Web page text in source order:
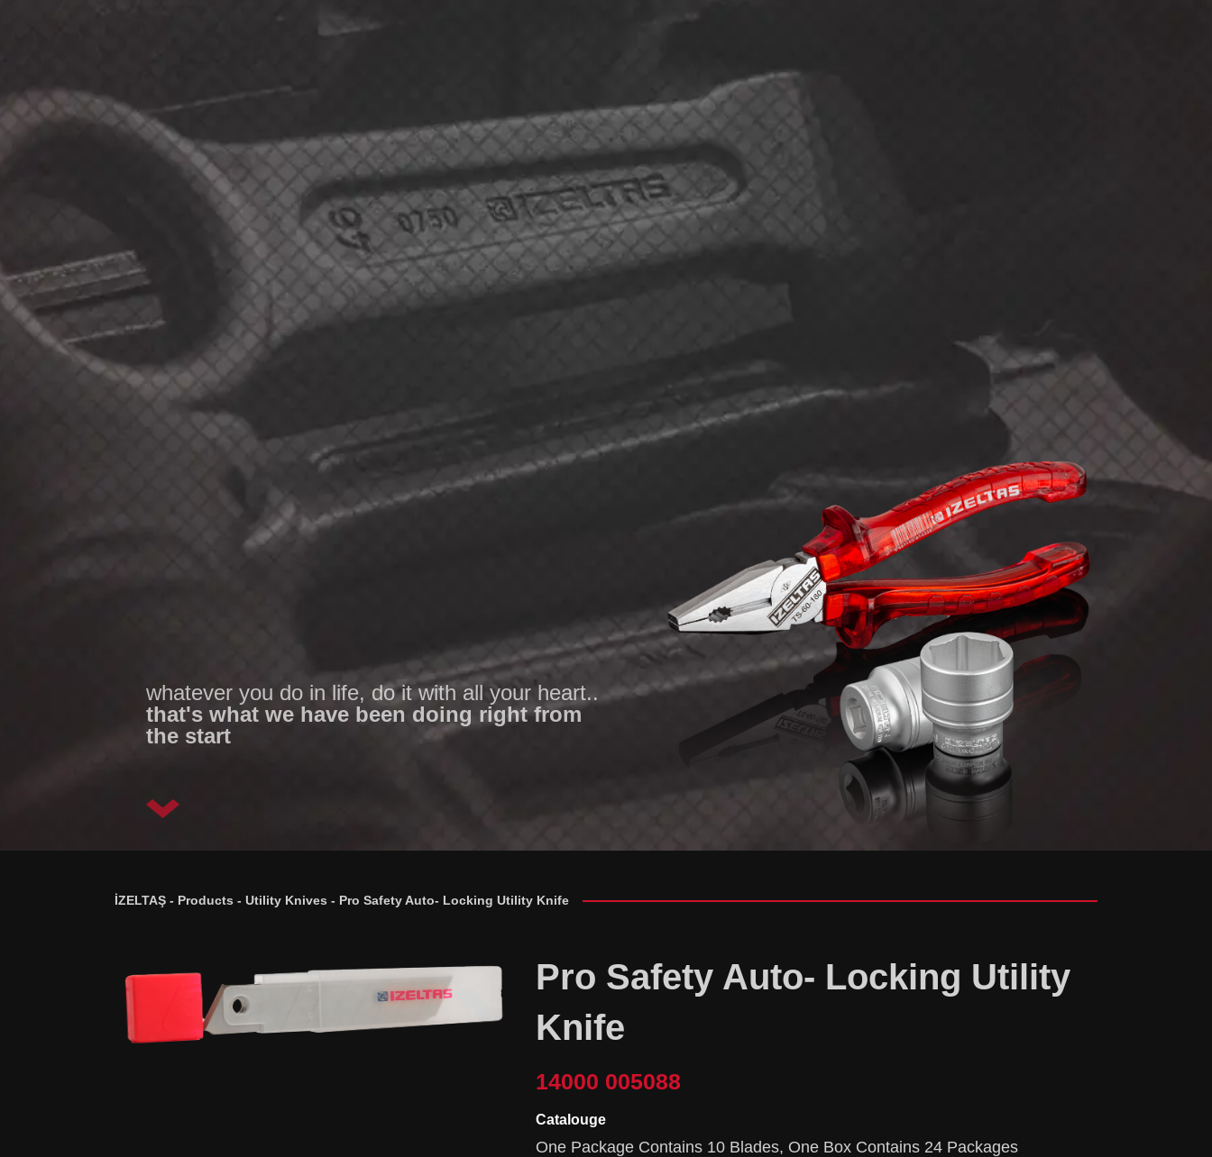
whatever you do in life, do it with all your heart..
that's what we have been doing right from
the start
İZELTAŞ - Products - Utility Knives - Pro Safety Auto- Locking Utility Knife
Pro Safety Auto- Locking Utility
Knife
14000 005088
Catalouge
One Package Contains 10 Blades, One Box Contains 24 Packages